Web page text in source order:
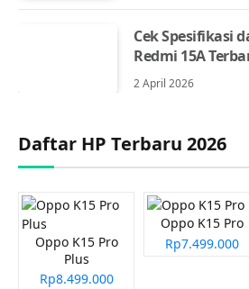
Cek Spesifikasi
Redmi 15A
2 April 2026
Daftar HP Terbaru 2026
Oppo K15 Pro
Plus
Rp8.499.000
Oppo K15 Pro
Rp7.499.000